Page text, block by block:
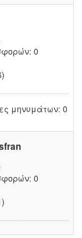
0
μηνυμάτων: 0
0